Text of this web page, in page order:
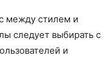
между стилем и
следует выбирать с
и